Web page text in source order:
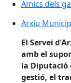
Amics dels
Amics dels
Arxiu
Arxiu
El Servei
amb el
la Diputació
gestió, el